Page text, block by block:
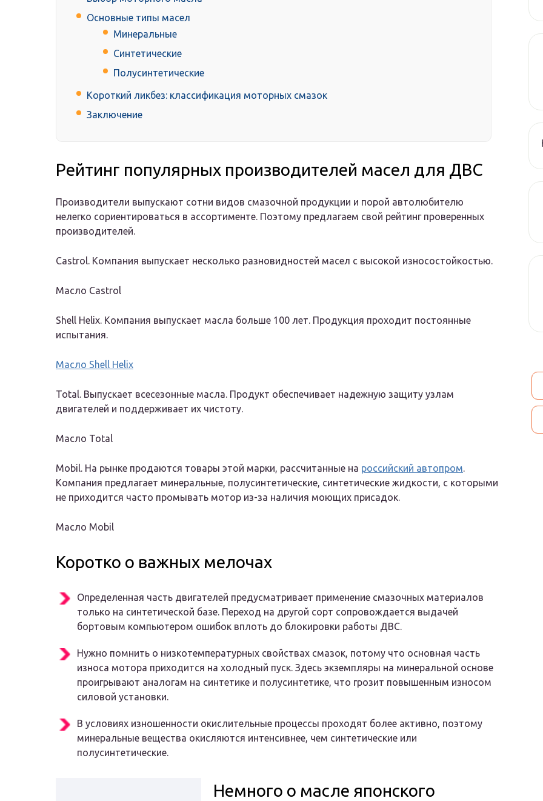
Основные типы масел
Минеральные
Синтетические
Полусинтетические
Короткий ликбез: классификация моторных смазок
Заключение
Рейтинг популярных производителей масел для ДВС
Производители выпускают сотни видов смазочной продукции и порой автолюбителю
нелегко сориентироваться в ассортименте. Поэтому предлагаем свой рейтинг проверенных
производителей.
Castrol. Компания выпускает несколько разновидностей масел с высокой износостойкостью.
Масло Castrol
Shell Helix. Компания выпускает масла больше 100 лет. Продукция проходит постоянные
испытания.
Масло Shell Helix
Total. Выпускает всесезонные масла. Продукт обеспечивает надежную защиту узлам
двигателей и поддерживает их чистоту.
Масло Total
Mobil. На рынке продаются товары этой марки, рассчитанные на российский автопром.
Компания предлагает минеральные, полусинтетические, синтетические жидкости, с которыми
не приходится часто промывать мотор из-за наличия моющих присадок.
Масло Mobil
Коротко о важных мелочах
Определенная часть двигателей предусматривает применение смазочных материалов
только на синтетической базе. Переход на другой сорт сопровождается выдачей
бортовым компьютером ошибок вплоть до блокировки работы ДВС.
Нужно помнить о низкотемпературных свойствах смазок, потому что основная часть
износа мотора приходится на холодный пуск. Здесь экземпляры на минеральной основе
проигрывают аналогам на синтетике и полусинтетике, что грозит повышенным износом
силовой установки.
В условиях изношенности окислительные процессы проходят более активно, поэтому
минеральные вещества окисляются интенсивнее, чем синтетические или
полусинтетические.
Немного о масле японского